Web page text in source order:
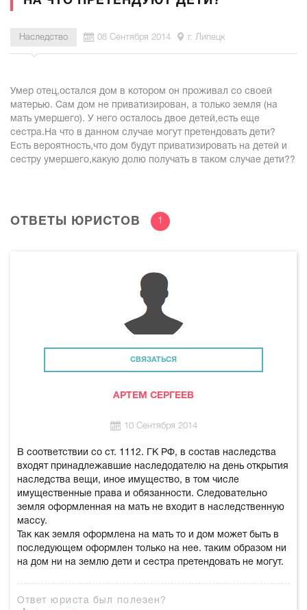
Наследство 08 Сентября 2014 г. Липецк
Умер отец,остался дом в котором он проживал со своей
матерью. Сам дом не приватизирован, а только земля (на
мать умершего). У него осталось двое детей,есть еще
сестра.На что в данном случае могут претендовать дети?
Есть вероятность,что дом будут приватизировать на детей и
сестру умершего,какую долю получать в таком случае дети??
ОТВЕТЫ ЮРИСТОВ 1
СВЯЗАТЬСЯ
АРТЕМ СЕРГЕЕВ
10 Сентября 2014
В соответствии со ст. 1112. ГК РФ, в состав наследства
входят принадлежавшие наследодателю на день открытия
наследства вещи, иное имущество, в том числе
имущественные права и обязанности. Следовательно
земля оформленная на мать не входит в наследственную
массу.
Так как земля оформлена на мать то и дом может быть в
последующем оформлен только на нее. таким образом ни
на дом ни на землю дети и сестра претендовать не могут.
Ответ юриста был полезен?